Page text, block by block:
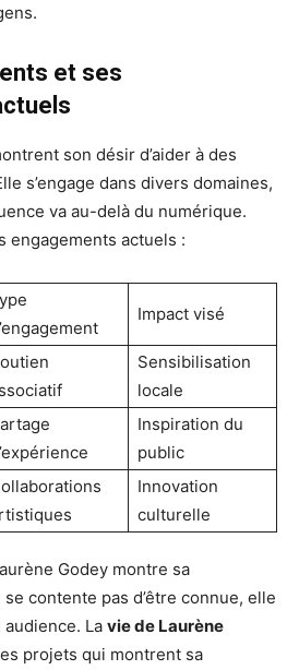
et ses
son désir d’aider à des
s’engage dans divers domaines,
va au-delà du numérique.
engagements actuels :
Impact visé
Sensibilisation
locale
Inspiration du
public
Innovation
culturelle
Godey montre sa
se contente pas d’être connue, elle
La vie de Laurène
projets qui montrent sa